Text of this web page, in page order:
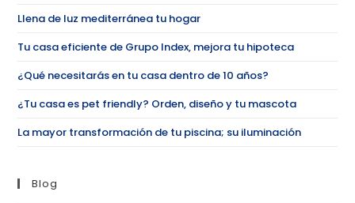
Llena de luz mediterránea tu hogar
Tu casa eficiente de Grupo Index, mejora tu hipoteca
¿Qué necesitarás en tu casa dentro de 10 años?
¿Tu casa es pet friendly? Orden, diseño y tu mascota
La mayor transformación de tu piscina; su iluminación
Blog